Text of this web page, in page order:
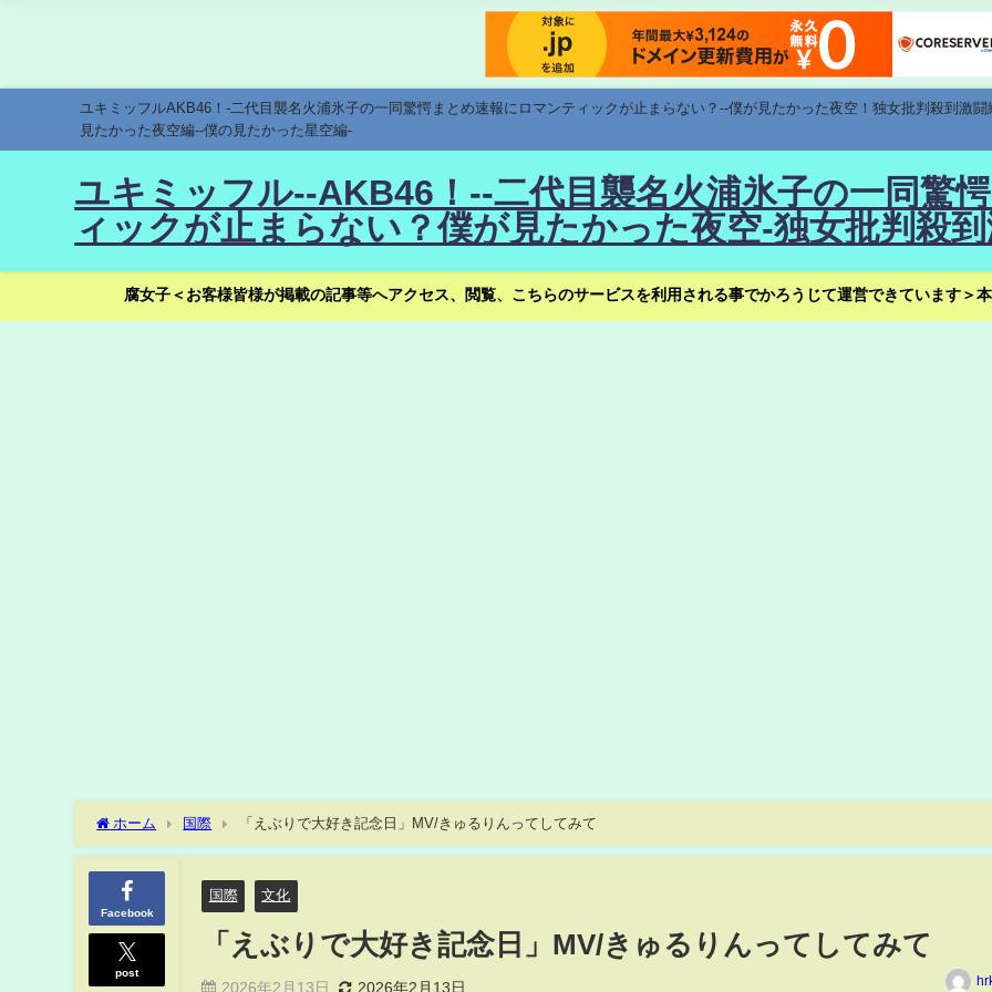
ユキミッフルAKB46！-二代目襲名火浦氷子の一同驚愕まとめ速報にロマンティックが止まらない？--僕が見たかった夜空！独女批判殺到激
見たかった夜空編--僕の見たかった星空編-
ユキミッフル--AKB46！--二代目襲名火浦氷子の一同驚
ィックが止まらない？僕が見たかった夜空-独女批判殺
腐女子＜お客様皆様が掲載の記事等へアクセス、閲覧、こちらのサービスを利用される事でかろうじて運営できています＞
ホーム 国際 「えぶりで大好き記念日」MV/きゅるりんってしてみて
Facebook
post
国際 文化
「えぶりで大好き記念日」MV/きゅるりんってしてみて
2026年2月13日 2026年2月13日